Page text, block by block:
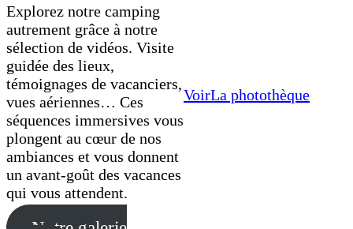
Explorez notre camping
autrement grâce à notre
sélection de vidéos. Visite
guidée des lieux,
témoignages de vacanciers,
vues aériennes… Ces
séquences immersives vous
plongent au cœur de nos
ambiances et vous donnent
un avant-goût des vacances
qui vous attendent.
VoirLa photothèque